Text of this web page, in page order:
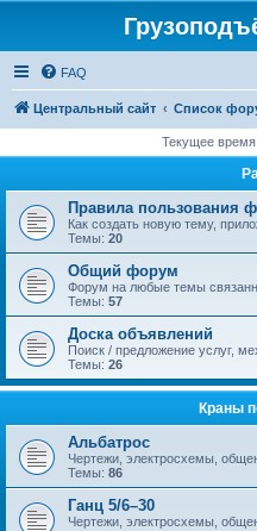
FAQ
Центральный сайт Список
Текущее
Правила пользования
Как создать новую тему,
Темы: 20
Общий форум
Форум на любые темы
Темы: 57
Доска объявлений
Поиск / предложение услуг,
Темы: 26
Краны
Альбатрос
Чертежи, электросхемы,
Темы: 86
Ганц 5/6–30
Чертежи, электросхемы,